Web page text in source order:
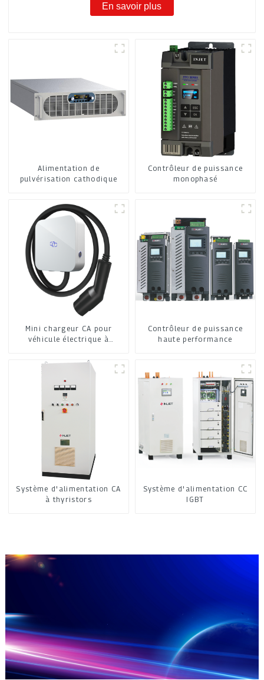
En savoir plus
Alimentation de
pulvérisation cathodique
Contrôleur de puissance
monophasé
Mini chargeur CA pour
véhicule électrique à
Contrôleur de puissance
haute performance
Système d'alimentation CA
à thyristors
Système d'alimentation CC
IGBT